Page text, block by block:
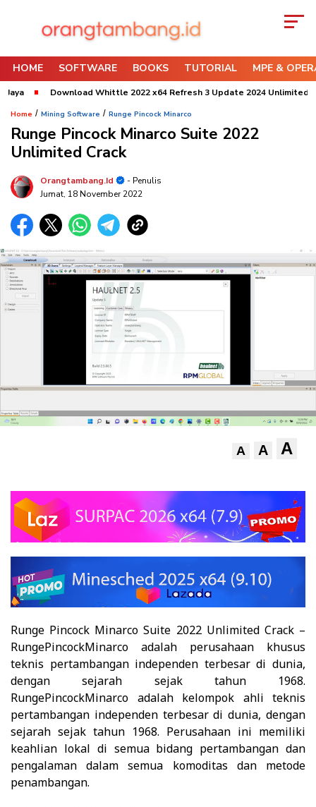
HOME SOFTWARE BOOKS TUTORIAL MPE &
Download Whittle 2022 x64 Refresh 3 Update 2024 Unlimited
Home / Mining Software / Runge Pincock Minarco
Runge Pincock Minarco Suite 2022
Unlimited Crack
Orangtambang.id
- Penulis
Jumat, 18 November 2022
A A A
Runge Pincock Minarco Suite 2022 Unlimited Crack –
RungePincockMinarco adalah perusahaan khusus
teknis pertambangan independen terbesar di dunia,
dengan sejarah sejak tahun 1968.
RungePincockMinarco adalah kelompok ahli teknis
pertambangan independen terbesar di dunia, dengan
sejarah sejak tahun 1968. Perusahaan ini memiliki
keahlian lokal di semua bidang pertambangan dan
pengalaman dalam semua komoditas dan metode
penambangan.